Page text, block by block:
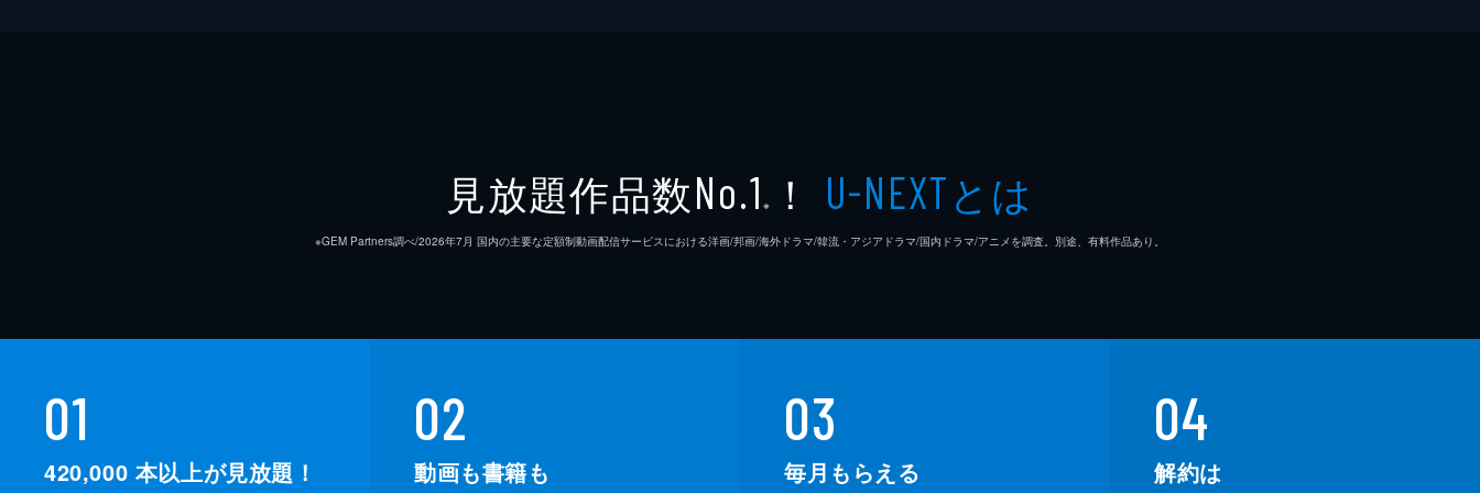
見放題作品数No.1 ※ ！ U-NEXTとは
※GEM Partners調べ/2026年7⽉ 国内の主要な定額制動画配信サービスにおける洋画/邦画/海外ドラマ/韓流・アジアドラマ/国内ドラマ/アニメを調査。別途、有料作品あり。
01
420,000 本以上が見放題！
02
動画も書籍も
03
毎月もらえる
04
解約は